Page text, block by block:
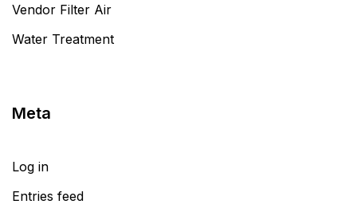
Vendor Filter Air
Water Treatment
Meta
Log in
Entries feed